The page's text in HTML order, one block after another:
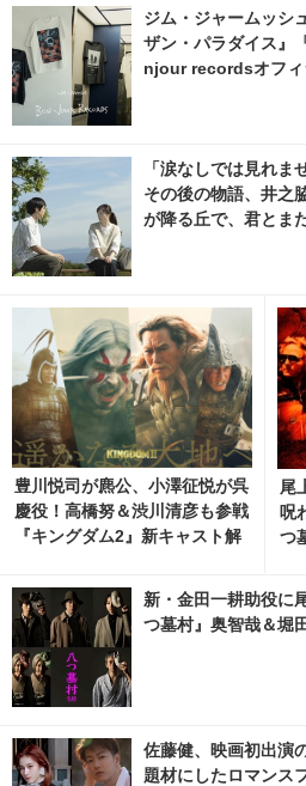
ジム・ジャームッシ
ザン・パラダイス』
njour recordsオフィ
「涙なしでは見れま
その後の物語、井之
が降る丘で、君とま
豊川悦司が麃公、小澤征悦が呉
慶役！高橋努＆渋川清彦も参戦
『キングダム2』新キャスト解
尾
呪
つ
新・金田一耕助役に
つ墓村』奥智哉＆堀
佐藤健、映画初出演
題材にしたロマンス